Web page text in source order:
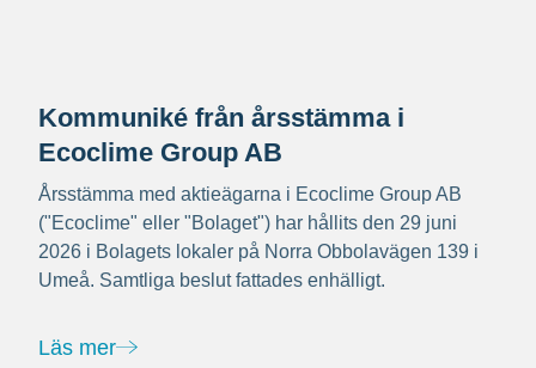
Kommuniké från årsstämma i
Ecoclime Group AB
Årsstämma med aktieägarna i Ecoclime Group AB
("Ecoclime" eller "Bolaget") har hållits den 29 juni
2026 i Bolagets lokaler på Norra Obbolavägen 139 i
Umeå. Samtliga beslut fattades enhälligt.
Läs mer